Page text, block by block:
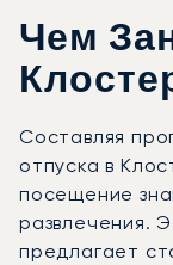
Чем
Составляя
отпуска в
посещение
развлечения.
предлагает